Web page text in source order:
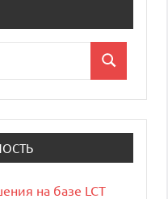
Поиск
на базе LCT